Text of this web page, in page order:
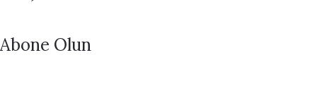
Abone Olun